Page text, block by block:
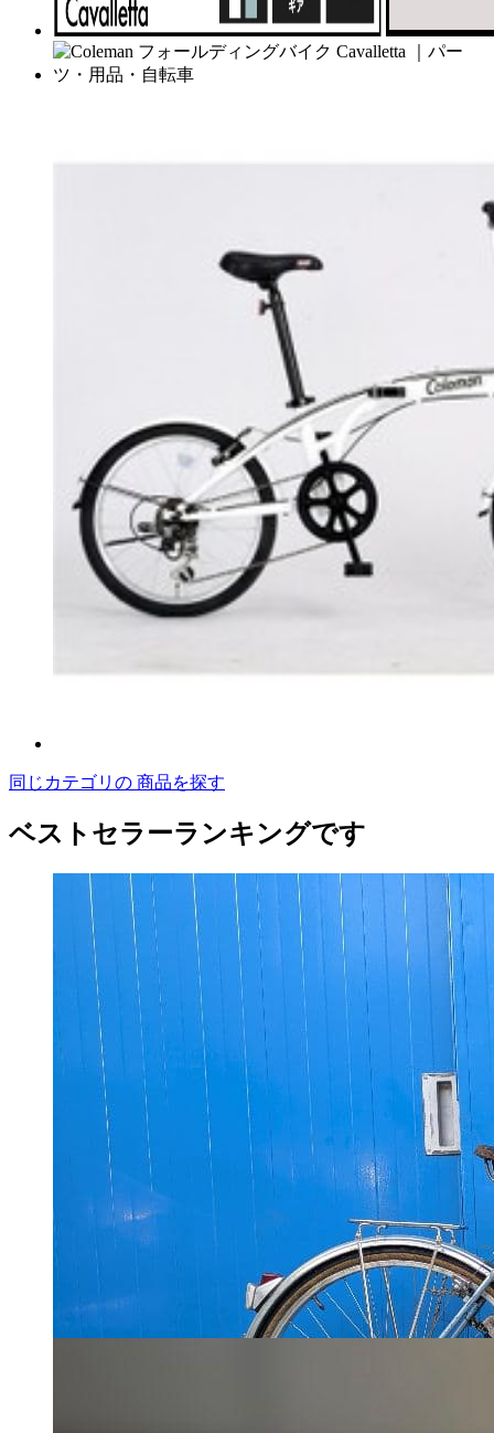
同じカテゴリの 商品を探す
ベストセラーランキングです